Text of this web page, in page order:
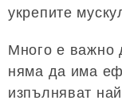
укрепите
Много е важно
няма да има
изпълняват